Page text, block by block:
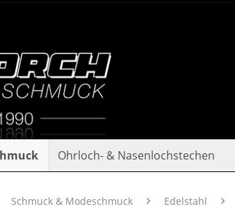
Ohrloch- & Nasenlochstechen
Schmuck & Modeschmuck Edelstahl